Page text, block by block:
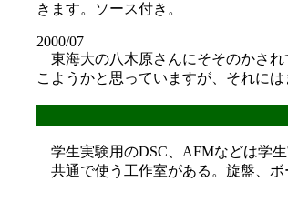
きます。ソース付き。
2000/07
東海大の八木原さんにそそのかされ
こようかと思っていますが、それに
学生実験用のDSC、AFMなどは学
共通で使う工作室がある。旋盤、ボ